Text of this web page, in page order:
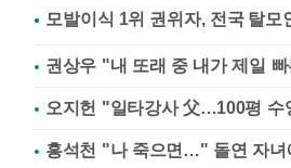
권상우 "내 또래 중 내가 제일
오지헌 "일타강사 父…100평 수
홍석천 "나 죽으면…" 돌연 자녀